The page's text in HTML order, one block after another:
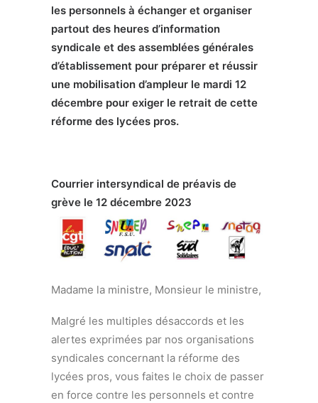
les personnels à échanger et organiser
partout des heures d’information
syndicale et des assemblées générales
d’établissement pour préparer et réussir
une mobilisation d’ampleur le mardi 12
décembre pour exiger le retrait de cette
réforme des lycées pros.
Courrier intersyndical de préavis de
grève le 12 décembre 2023
Madame la ministre, Monsieur le ministre,
Malgré les multiples désaccords et les
alertes exprimées par nos organisations
syndicales concernant la réforme des
lycées pros, vous faites le choix de passer
en force contre les personnels et contre